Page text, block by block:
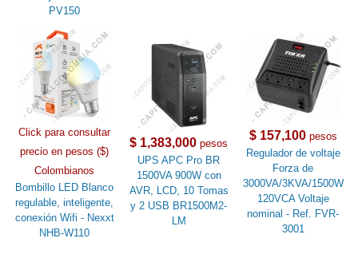
PV150
Click para consultar
precio en pesos ($)
Colombianos
Bombillo LED Blanco
regulable, inteligente,
conexión Wifi - Nexxt
NHB-W110
$ 1,383,000 pesos
UPS APC Pro BR
1500VA 900W con
AVR, LCD, 10 Tomas
y 2 USB BR1500M2-
LM
$ 157,100pesos
Regulador de voltaje
Forza de
3000VA/3KVA/1500W
120VCA Voltaje
nominal - Ref. FVR-
3001